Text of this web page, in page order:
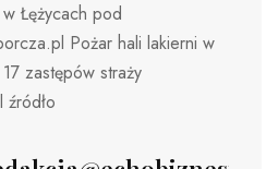
Łężycach pod
Pożar hali lakierni w
zastępów straży